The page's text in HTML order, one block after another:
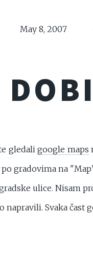
May 8, 2007
gledaligoogle maps
gradovima na
ulice. Nisam
napravili. Svaka čast